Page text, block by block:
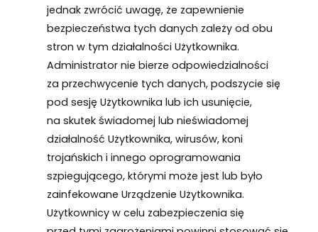
jednak zwrócić uwagę, że zapewnienie
bezpieczeństwa tych danych zależy od obu
stron w tym działalności Użytkownika.
Administrator nie bierze odpowiedzialności
za przechwycenie tych danych, podszycie się
pod sesję Użytkownika lub ich usunięcie,
na skutek świadomej lub nieświadomej
działalność Użytkownika, wirusów, koni
trojańskich i innego oprogramowania
szpiegującego, którymi może jest lub było
zainfekowane Urządzenie Użytkownika.
Użytkownicy w celu zabezpieczenia się